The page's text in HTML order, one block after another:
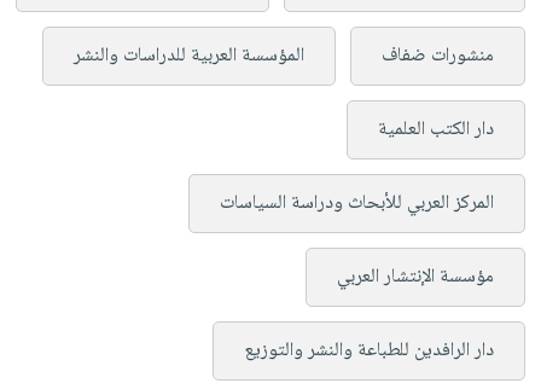
منشورات ضفاف المؤسسة العربية للدراسات والنشر
دار الكتب العلمية
المركز العربي للأبحاث ودراسة السياسات
مؤسسة الإنتشار العربي
دار الرافدين للطباعة والنشر والتوزيع